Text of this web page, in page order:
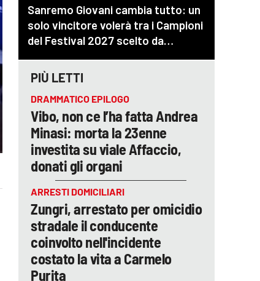
PIÙ LETTI
DRAMMATICO EPILOGO
Vibo, non ce l’ha fatta Andrea
Minasi: morta la 23enne
investita su viale Affaccio,
donati gli organi
ARRESTI DOMICILIARI
Zungri, arrestato per omicidio
stradale il conducente
coinvolto nell'incidente
costato la vita a Carmelo
Purita